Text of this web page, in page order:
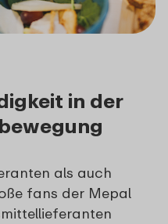
in der
als auch
fans der Mepal